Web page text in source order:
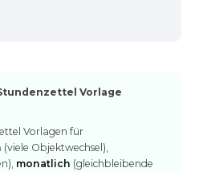
Vorlage
Vorlagen für
(viele Objektwechsel),
monatlich (gleichbleibende